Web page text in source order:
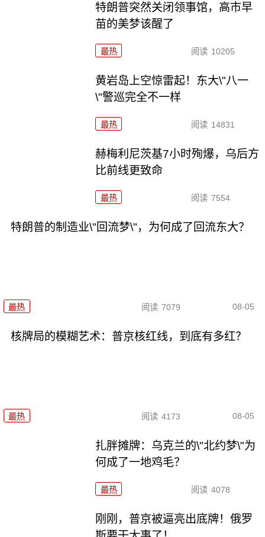
特朗普突然关闭领事馆，高市早
苗的美梦该醒了
最热 阅读 10205
黄岩岛上空惊雷起！东大\"八一
\"警巡完全不一样
最热 阅读 14831
赫梅利尼茨基7小时殉爆，乌后方
比前线更致命
最热 阅读 7554
特朗普的制造业\"回流梦\"，为何成了回流东大？
最热 阅读 7079 08-05
核牌局的模糊艺术：普京核红线，到底有多红？
最热 阅读 4173 08-05
扎胖摊牌：乌克兰的\"北约梦\"为
何成了一地鸡毛？
最热 阅读 4078
刚刚，普京被逼亮出底牌！俄罗